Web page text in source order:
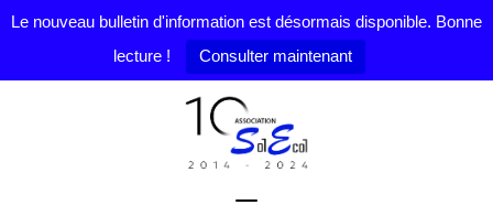
Le nouveau bulletin d'information est désormais disponible. Bonne
lecture !
Consulter maintenant